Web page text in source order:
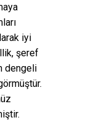
iyi
şeref
dengeli